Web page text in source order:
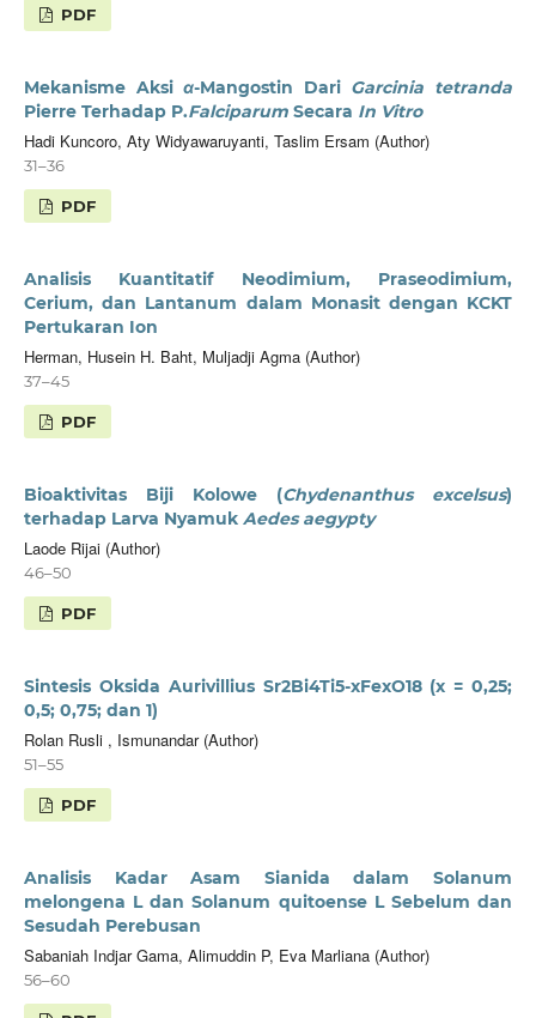
PDF
Mekanisme Aksiα-Mangostin Dari Garcinia tetranda
Pierre Terhadap P.FalciparumSecara In Vitro
Hadi Kuncoro, Aty Widyawaruyanti, Taslim Ersam (Author)
31–36
PDF
Analisis Kuantitatif Neodimium, Praseodimium,
Cerium, dan Lantanum dalam Monasit dengan KCKT
Pertukaran Ion
Herman, Husein H. Baht, Muljadji Agma (Author)
37–45
PDF
Bioaktivitas Biji Kolowe (Chydenanthus excelsus)
terhadap Larva Nyamuk Aedes aegypty
Laode Rijai (Author)
46–50
PDF
Sintesis Oksida Aurivillius Sr2Bi4Ti5-xFexO18 (x = 0,25;
0,5; 0,75; dan 1)
Rolan Rusli , Ismunandar (Author)
51–55
PDF
Analisis Kadar Asam Sianida dalam Solanum
melongena L dan Solanum quitoense L Sebelum dan
Sesudah Perebusan
Sabaniah Indjar Gama, Alimuddin P, Eva Marliana (Author)
56–60